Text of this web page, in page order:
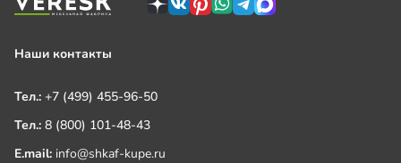
Наши контакты
Тел.: +7 (499) 455-96-50
Тел.: 8 (800) 101-48-43
E.mail: info@shkaf-kupe.ru